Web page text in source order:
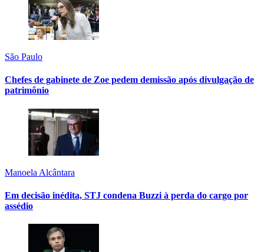
São Paulo
Chefes de gabinete de Zoe pedem demissão após divulgação de
patrimônio
Manoela Alcântara
Em decisão inédita, STJ condena Buzzi à perda do cargo por
assédio